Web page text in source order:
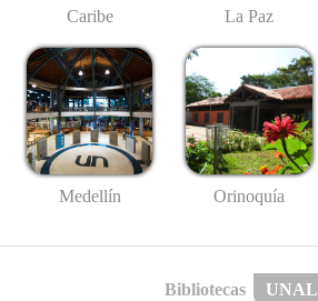
Caribe La Paz
Medellín Orinoquía
Bibliotecas UNAL